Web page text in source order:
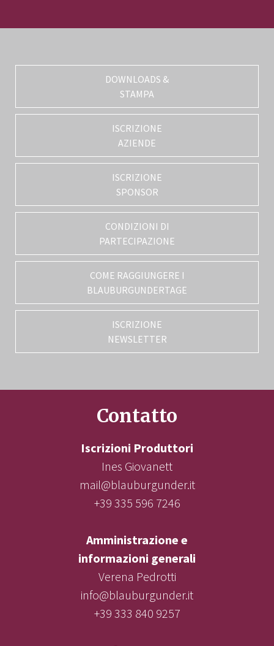
DOWNLOADS &
STAMPA
ISCRIZIONE
AZIENDE
ISCRIZIONE
SPONSOR
CONDIZIONI DI
PARTECIPAZIONE
COME RAGGIUNGERE I
BLAUBURGUNDERTAGE
ISCRIZIONE
NEWSLETTER
Contatto
Iscrizioni Produttori
Ines Giovanett
mail@blauburgunder.it
+39 335 596 7246
Amministrazione e
informazioni generali
Verena Pedrotti
info@blauburgunder.it
+39 333 840 9257